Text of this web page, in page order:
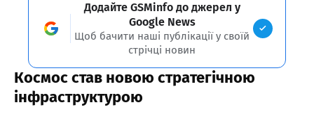
Додайте GSMinfo до джерел у
Google News
Щоб бачити наші публікації у своїй
стрічці новин
Космос став новою стратегічною
інфраструктурою